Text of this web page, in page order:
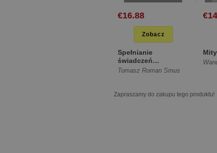
€16.88
Zobacz
Spełnianie
świadczeń
pieniężnych za
Tomasz Roman Smus
Zapraszamy do zakupu tego produktu!